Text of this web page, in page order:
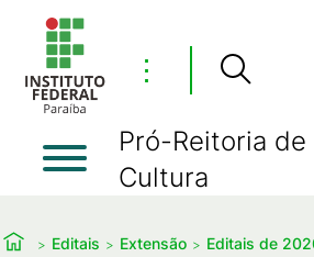
⋮
Pró-Reitoria de
Cultura
Editais Extensão Editais de